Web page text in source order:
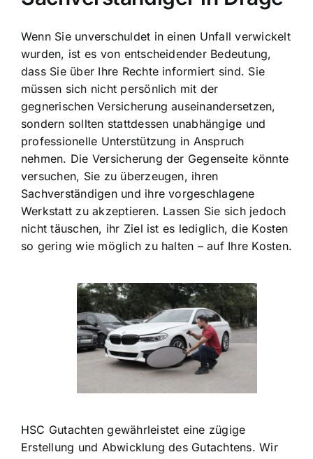
Wenn Sie unverschuldet in einen Unfall verwickelt
wurden, ist es von entscheidender Bedeutung,
dass Sie über Ihre Rechte informiert sind. Sie
müssen sich nicht persönlich mit der
gegnerischen Versicherung auseinandersetzen,
sondern sollten stattdessen unabhängige und
professionelle Unterstützung in Anspruch
nehmen. Die Versicherung der Gegenseite könnte
versuchen, Sie zu überzeugen, ihren
Sachverständigen und ihre vorgeschlagene
Werkstatt zu akzeptieren. Lassen Sie sich jedoch
nicht täuschen, ihr Ziel ist es lediglich, die Kosten
so gering wie möglich zu halten – auf Ihre Kosten.
HSC Gutachten gewährleistet eine zügige
Erstellung und Abwicklung des Gutachtens. Wir